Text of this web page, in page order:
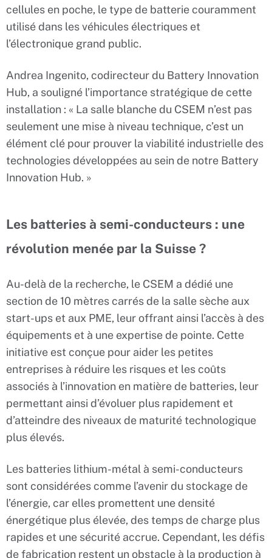
cellules en poche, le type de batterie couramment
utilisé dans les véhicules électriques et
l’électronique grand public.
Andrea Ingenito, codirecteur du Battery Innovation
Hub, a souligné l’importance stratégique de cette
installation : « La salle blanche du CSEM n’est pas
seulement une mise à niveau technique, c’est un
élément clé pour prouver la viabilité industrielle des
technologies développées au sein de notre Battery
Innovation Hub. »
Les batteries à semi-conducteurs : une
révolution menée par la Suisse ?
Au-delà de la recherche, le CSEM a dédié une
section de 10 mètres carrés de la salle sèche aux
start-ups et aux PME, leur offrant ainsi l’accès à des
équipements et à une expertise de pointe. Cette
initiative est conçue pour aider les petites
entreprises à réduire les risques et les coûts
associés à l’innovation en matière de batteries, leur
permettant ainsi d’évoluer plus rapidement et
d’atteindre des niveaux de maturité technologique
plus élevés.
Les batteries lithium-métal à semi-conducteurs
sont considérées comme l’avenir du stockage de
l’énergie, car elles promettent une densité
énergétique plus élevée, des temps de charge plus
rapides et une sécurité accrue. Cependant, les défis
de fabrication restent un obstacle à la production à